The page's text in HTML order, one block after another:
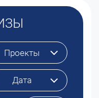
Проекты
Дата